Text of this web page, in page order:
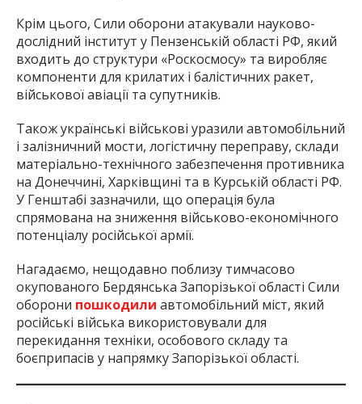
Крім цього, Сили оборони атакували науково-
дослідний інститут у Пензенській області РФ, який
входить до структури «Роскосмосу» та виробляє
компоненти для крилатих і балістичних ракет,
військової авіації та супутників.
Також українські військові уразили автомобільний
і залізничний мости, логістичну переправу, склади
матеріально-технічного забезпечення противника
на Донеччині, Харківщині та в Курській області РФ.
У Генштабі зазначили, що операція була
спрямована на зниження військово-економічного
потенціалу російської армії.
Нагадаємо, нещодавно поблизу тимчасово
окупованого Бердянська Запорізької області Сили
оборони пошкодили автомобільний міст, який
російські війська використовували для
перекидання техніки, особового складу та
боєприпасів у напрямку Запорізької області.